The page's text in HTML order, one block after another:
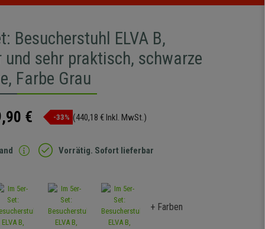
Besucherstuhl ELVA B,
sehr praktisch, schwarze
Farbe Grau
€ -33% (440,18 € Inkl. MwSt.)
Vorrätig. Sofort lieferbar
+ Farben